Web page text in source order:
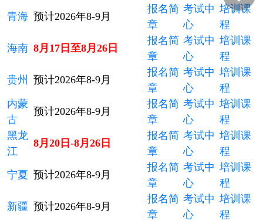
青海 预计2026年8-9月
报名简
章
考试中
心
培训课
程
海南 8月17日至8月26日
报名简
章
考试中
心
培训课
程
贵州
预计2026年8-9月
报名简
章
考试中
心
培训课
程
内蒙
古
预计2026年8-9月
报名简
章
考试中
心
培训课
程
黑龙
江
8月20日-8月26日
报名简
章
考试中
心
培训课
程
宁夏 预计2026年8-9月
报名简
章
考试中
心
培训课
程
新疆 预计2026年8-9月
报名简
章
考试中
心
培训课
程